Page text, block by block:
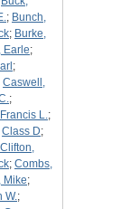
; Bunch,
; Burke,
Earle;
;
Caswell,
;
L.;
Class D;
Clifton,
; Combs,
Mike;
W.;